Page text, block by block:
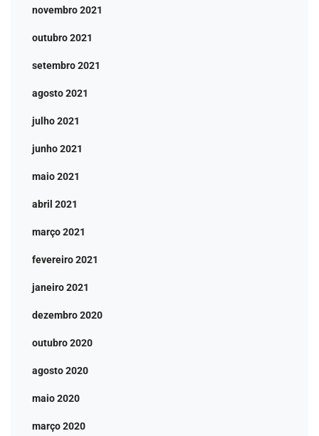
novembro 2021
outubro 2021
setembro 2021
agosto 2021
julho 2021
junho 2021
maio 2021
abril 2021
março 2021
fevereiro 2021
janeiro 2021
dezembro 2020
outubro 2020
agosto 2020
maio 2020
março 2020